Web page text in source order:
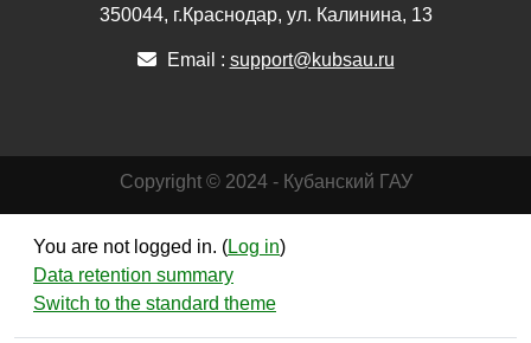
350044, г.Краснодар, ул. Калинина, 13
Email : support@kubsau.ru
Copyright © 2024 - Кубанский ГАУ
You are not logged in. (Log in)
Data retention summary
Switch to the standard theme